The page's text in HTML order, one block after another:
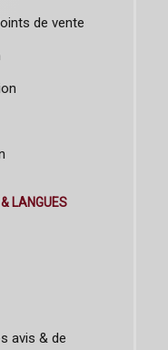
de vente
LANGUES
avis & de